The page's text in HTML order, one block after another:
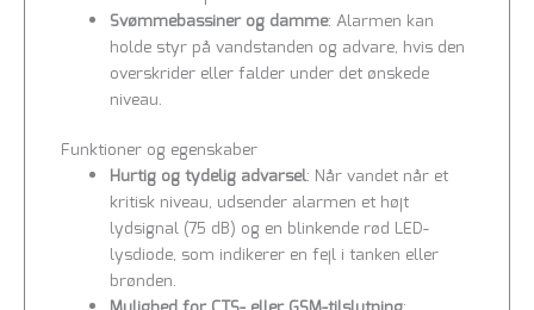
Svømmebassiner og damme: Alarmen kan
holde styr på vandstanden og advare, hvis den
overskrider eller falder under det ønskede
niveau.
Funktioner og egenskaber
Hurtig og tydelig advarsel: Når vandet når et
kritisk niveau, udsender alarmen et højt
lydsignal (75 dB) og en blinkende rød LED-
lysdiode, som indikerer en fejl i tanken eller
brønden.